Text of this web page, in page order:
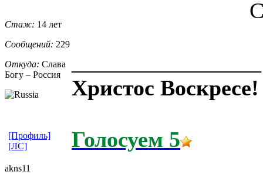
Стаж: 14 лет
Сообщений: 229
Откуда: Слава
Богу – Россия
Христос Воскресе!
Голосуем 5
[Профиль]
[ЛС]
akns11